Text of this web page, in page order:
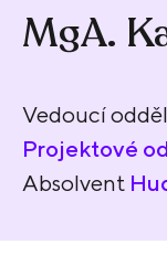
MgA.
Vedoucí
Projektové
Absolvent